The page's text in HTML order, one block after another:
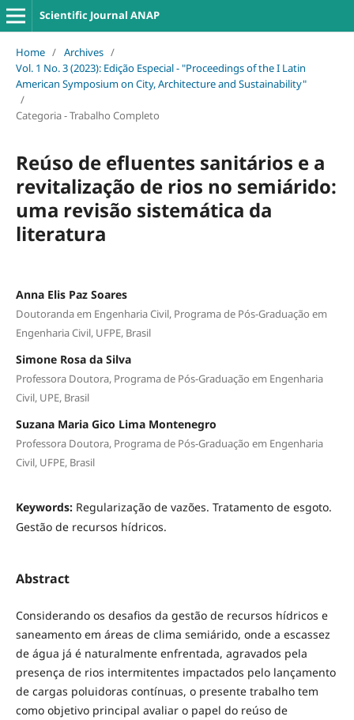
Scientific Journal ANAP
Home / Archives /
Vol. 1 No. 3 (2023): Edição Especial - "Proceedings of the I Latin
American Symposium on City, Architecture and Sustainability"
/
Categoria - Trabalho Completo
Reúso de efluentes sanitários e a
revitalização de rios no semiárido:
uma revisão sistemática da
literatura
Anna Elis Paz Soares
Doutoranda em Engenharia Civil, Programa de Pós-Graduação em
Engenharia Civil, UFPE, Brasil
Simone Rosa da Silva
Professora Doutora, Programa de Pós-Graduação em Engenharia
Civil, UPE, Brasil
Suzana Maria Gico Lima Montenegro
Professora Doutora, Programa de Pós-Graduação em Engenharia
Civil, UFPE, Brasil
Keywords: Regularização de vazões. Tratamento de esgoto.
Gestão de recursos hídricos.
Abstract
Considerando os desafios da gestão de recursos hídricos e
saneamento em áreas de clima semiárido, onde a escassez
de água já é naturalmente enfrentada, agravados pela
presença de rios intermitentes impactados pelo lançamento
de cargas poluidoras contínuas, o presente trabalho tem
como objetivo principal avaliar o papel do reúso de